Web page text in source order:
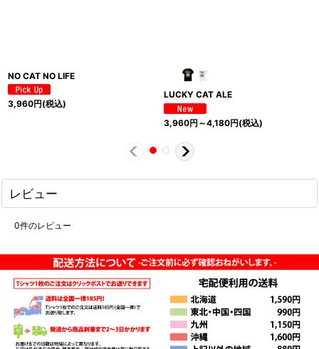
NO CAT NO LIFE
3,960円(税込)
LUCKY CAT ALE
3,960円 ～4,180円(税込)
レビュー
0件のレビュー